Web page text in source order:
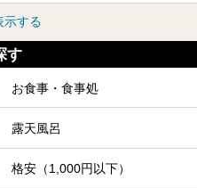
示する
す
お食事・食事処
露天風呂
格安（1,000円以下）